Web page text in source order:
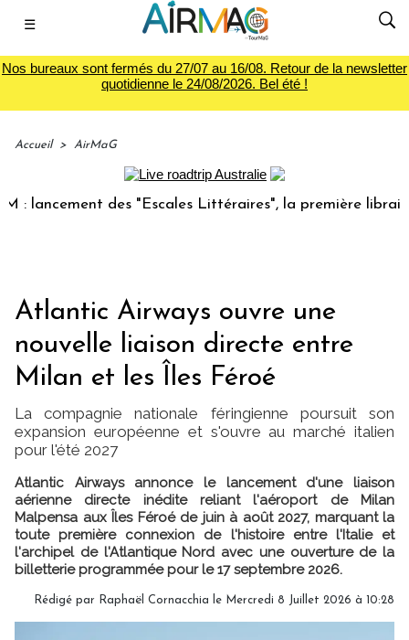
☰
Nos bureaux sont fermés du 27/07 au 16/08. Retour de la newsletter
quotidienne le 24/08/2026. Bel été !
Accueil > AirMaG
des "Escales Littéraires", la première librairie du
Atlantic Airways ouvre une
nouvelle liaison directe entre
Milan et les Îles Féroé
La compagnie nationale féringienne poursuit son
expansion européenne et s'ouvre au marché italien
pour l'été 2027
Atlantic Airways annonce le lancement d'une liaison
aérienne directe inédite reliant l'aéroport de Milan
Malpensa aux Îles Féroé de juin à août 2027, marquant la
toute première connexion de l'histoire entre l'Italie et
l'archipel de l'Atlantique Nord avec une ouverture de la
billetterie programmée pour le 17 septembre 2026.
Rédigé par Raphaël Cornacchia le Mercredi 8 Juillet 2026 à 10:28